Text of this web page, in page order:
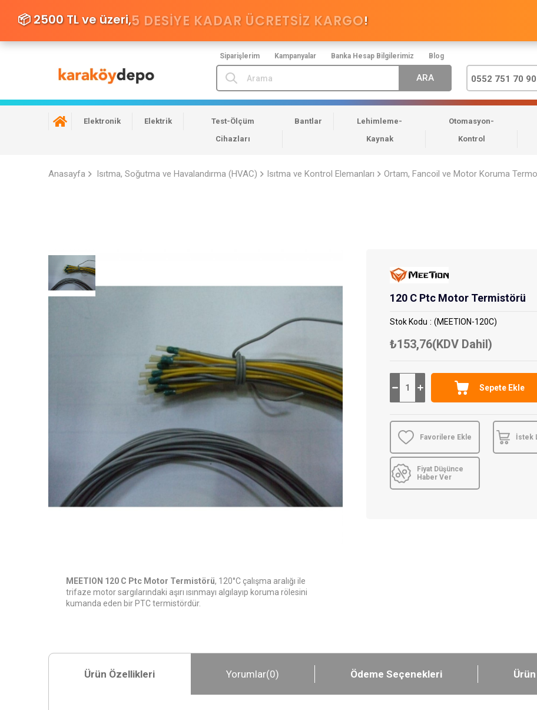
Siparişlerim Kampanyalar Banka Hesap Bilgilerimiz Blog
📦 2500 TL ve üzeri,5 DESIYE KADAR ÜCRETSİZ KARGO!
0552 751 70 90
Elektronik Elektrik
Test-Ölçüm
Cihazları
Bantlar
Lehimleme-
Kaynak
Otomasyon-
Kontrol
Anasayfa Isıtma, Soğutma ve Havalandırma (HVAC) Isıtma ve Kontrol Elemanları Ortam, Fancoil ve Motor Koruma
MEETION 120 C Ptc Motor Termistörü, 120°C çalışma aralığı ile
trifaze motor sargılarındaki aşırı ısınmayı algılayıp koruma rölesini
kumanda eden bir PTC termistördür.
120 C Ptc Motor Termistörü
Stok Kodu (MEETION-120C)
₺153,76(KDV Dahil)
Favorilere Ekle İstek
Fiyat Düşünce
Haber Ver
Ürün Özellikleri Yorumlar(0) Ödeme Seçenekleri